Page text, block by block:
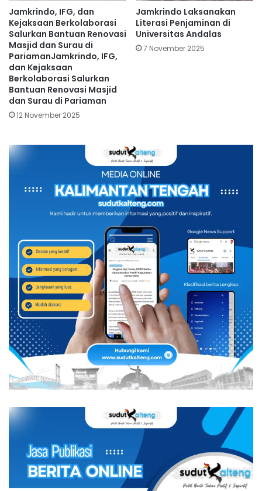
Jamkrindo, IFG, dan
Kejaksaan Berkolaborasi
Salurkan Bantuan Renovasi
Masjid dan Surau di
PariamanJamkrindo, IFG,
dan Kejaksaan
Berkolaborasi Salurkan
Bantuan Renovasi Masjid
dan Surau di Pariaman
12 November 2025
Jamkrindo Laksanakan
Literasi Penjaminan di
Universitas Andalas
7 November 2025